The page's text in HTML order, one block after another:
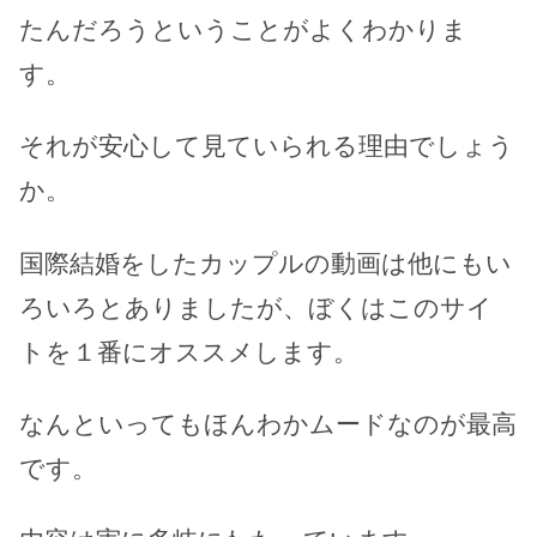
たんだろうということがよくわかりま
す。
それが安心して見ていられる理由でしょう
か。
国際結婚をしたカップルの動画は他にもい
ろいろとありましたが、ぼくはこのサイ
トを１番にオススメします。
なんといってもほんわかムードなのが最高
です。